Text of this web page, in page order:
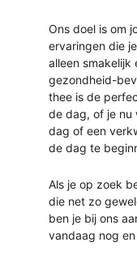
Ons doel is om
ervaringen die
alleen smakelijk
gezondheid-
thee is de
de dag, of je nu
dag of een
de dag te
Als je op zoek
die net zo
ben je bij ons
vandaag nog